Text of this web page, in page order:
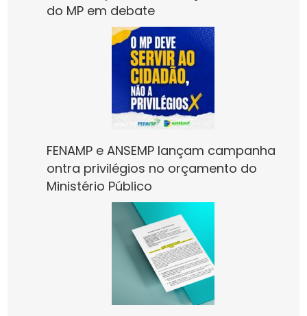
do MP em debate
FENAMP e ANSEMP lançam campanha
ontra privilégios no orçamento do
Ministério Público